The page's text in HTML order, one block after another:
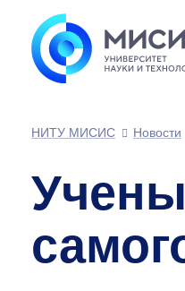
НИТУ МИСИС
Новости